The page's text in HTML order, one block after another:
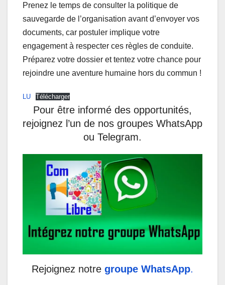
Prenez le temps de consulter la politique de
sauvegarde de l’organisation avant d’envoyer vos
documents, car postuler implique votre
engagement à respecter ces règles de conduite.
Préparez votre dossier et tentez votre chance pour
rejoindre une aventure humaine hors du commun !
LU Télécharger
Pour être informé des opportunités,
rejoignez l’un de nos groupes WhatsApp
ou Telegram.
Rejoignez notre groupe WhatsApp.